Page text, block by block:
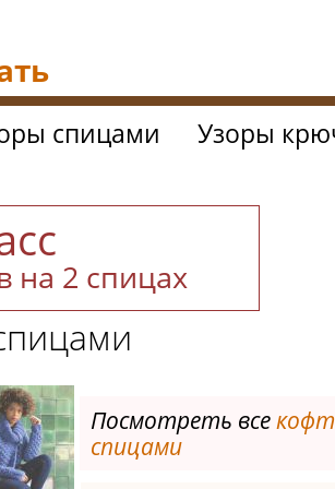
на 2 спицах
Посмотреть все
спицами
спицами Узоры